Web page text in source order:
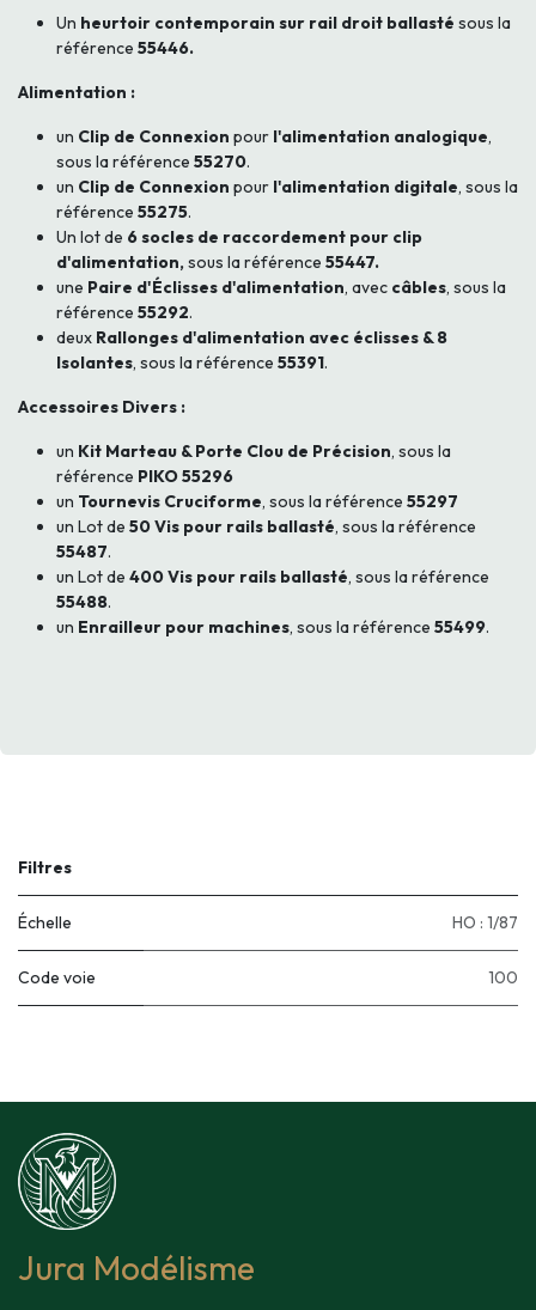
Un heurtoir contemporain sur rail droit ballasté sous la
référence 55446.
Alimentation :
un Clip de Connexion pour l'alimentation analogique,
sous la référence 55270.
un Clip de Connexion pour l'alimentation digitale, sous la
référence 55275.
Un lot de 6 socles de raccordement pour clip
d'alimentation,sous la référence 55447.
une Paire d'Éclisses d'alimentation, avec câbles, sous la
référence 55292.
deux Rallonges d'alimentation avec éclisses & 8
Isolantes, sous la référence 55391.
Accessoires Divers :
un Kit Marteau & Porte Clou de Précision, sous la
référence PIKO 55296
un Tournevis Cruciforme, sous la référence 55297
un Lot de 50 Vis pour rails ballasté, sous la référence
55487.
un Lot de 400 Vis pour rails ballasté, sous la référence
55488.
un Enrailleur pour machines, sous la référence 55499.
Filtres
Échelle HO : 1/87
Code voie 100
Jura Modélisme